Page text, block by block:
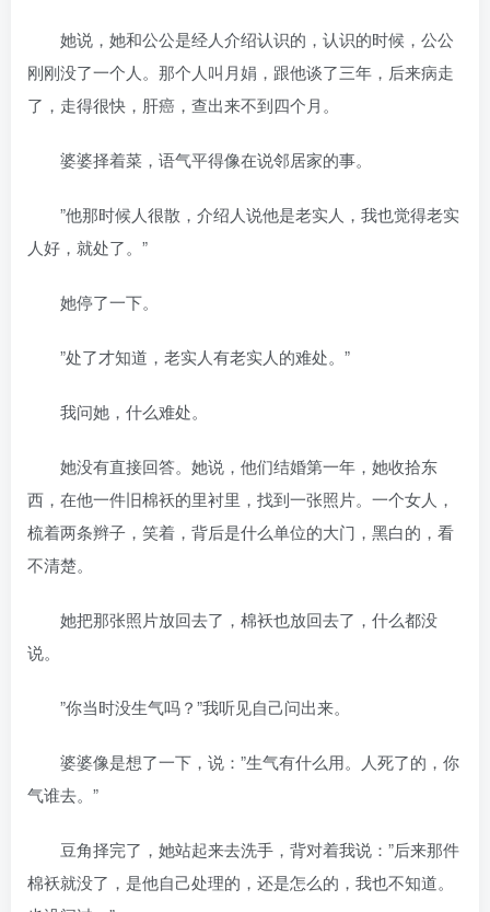
她说，她和公公是经人介绍认识的，认识的时候，公公
刚刚没了一个人。那个人叫月娟，跟他谈了三年，后来病走
了，走得很快，肝癌，查出来不到四个月。
婆婆择着菜，语气平得像在说邻居家的事。
”他那时候人很散，介绍人说他是老实人，我也觉得老实
人好，就处了。”
她停了一下。
”处了才知道，老实人有老实人的难处。”
我问她，什么难处。
她没有直接回答。她说，他们结婚第一年，她收拾东
西，在他一件旧棉袄的里衬里，找到一张照片。一个女人，
梳着两条辫子，笑着，背后是什么单位的大门，黑白的，看
不清楚。
她把那张照片放回去了，棉袄也放回去了，什么都没
说。
”你当时没生气吗？”我听见自己问出来。
婆婆像是想了一下，说：”生气有什么用。人死了的，你
气谁去。”
豆角择完了，她站起来去洗手，背对着我说：”后来那件
棉袄就没了，是他自己处理的，还是怎么的，我也不知道。